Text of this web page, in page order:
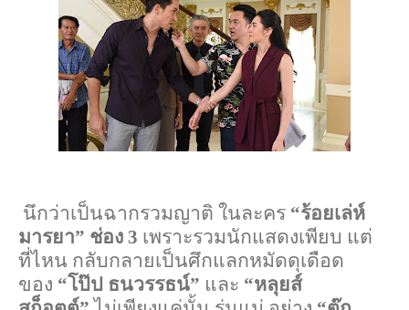
นึกว่าเป็นฉากรวมญาติ ในละคร “ร้อยเล่ห์
มารยา” ช่อง 3 เพราะรวมนักแสดงเพียบ แต่
ที่ไหน กลับกลายเป็นศึกแลกหมัดดุเดือด
ของ “โป๊ป ธนวรรธน์” และ “หลุยส์